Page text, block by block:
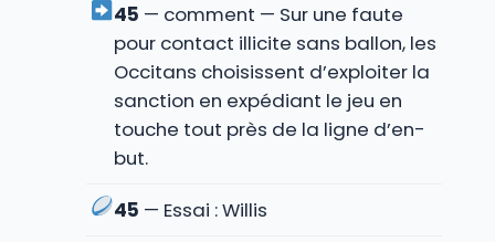
45 — comment — Sur une faute
pour contact illicite sans ballon, les
Occitans choisissent d’exploiter la
sanction en expédiant le jeu en
touche tout près de la ligne d’en-
but.
45 — Essai : Willis